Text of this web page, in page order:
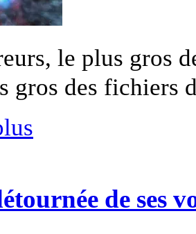
le plus gros
gros des fichiers
de ses